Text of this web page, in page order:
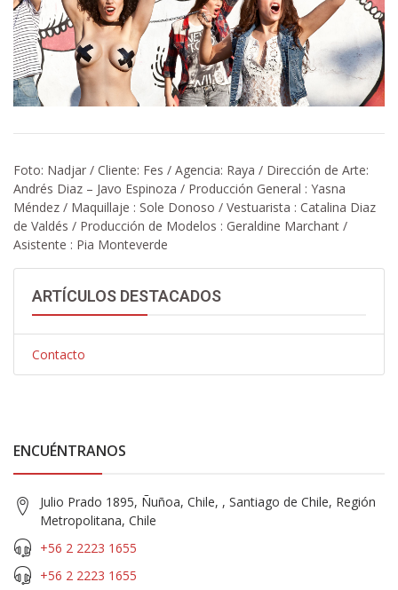
Foto: Nadjar / Cliente: Fes / Agencia: Raya / Dirección de Arte:
Andrés Diaz – Javo Espinoza / Producción General : Yasna
Méndez / Maquillaje : Sole Donoso / Vestuarista : Catalina Diaz
de Valdés / Producción de Modelos : Geraldine Marchant /
Asistente : Pia Monteverde
ARTÍCULOS DESTACADOS
Contacto
ENCUÉNTRANOS
Julio Prado 1895, Ñuñoa, Chile, , Santiago de Chile, Región
Metropolitana, Chile
+56 2 2223 1655
+56 2 2223 1655